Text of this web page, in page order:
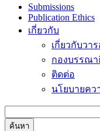
Submissions
Publication Ethics
เกี่ยวกับ
เกี่ยวกับวา
กองบรรณา
ติดต่อ
นโยบายคว
ค้นหา